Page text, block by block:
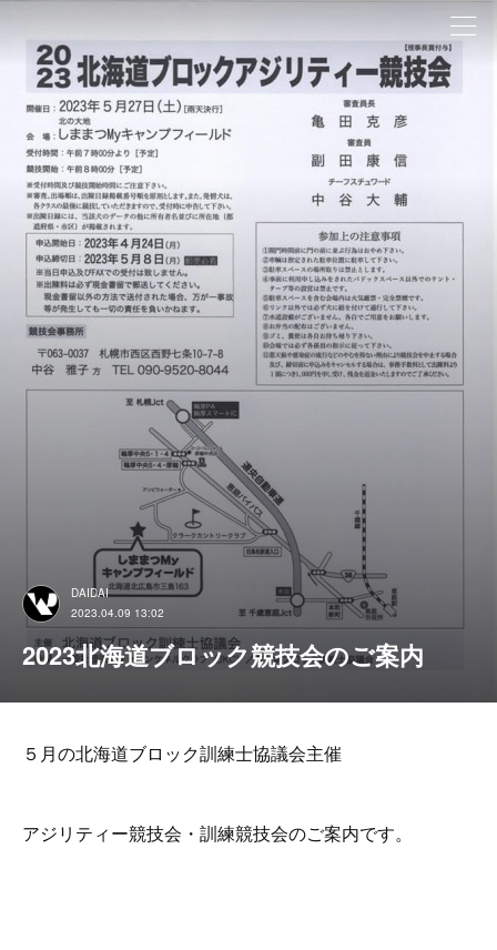
DAIDAI
2023.04.09 13:02
2023北海道ブロック競技会のご案内
５月の北海道ブロック訓練士協議会主催
アジリティー競技会・訓練競技会のご案内です。